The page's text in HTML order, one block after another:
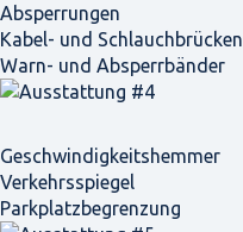
Absperrungen
Kabel- und Schlauchbrücken
Warn- und Absperrbänder
Geschwindigkeits­hemmer
Verkehrsspiegel
Parkplatz­begrenzung